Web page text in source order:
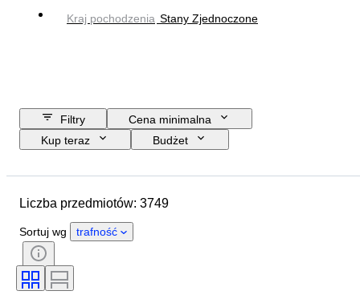
Kraj pochodzenia Stany Zjednoczone
Filtry
Cena minimalna
Kup teraz
Budżet
Kraj pochodzenia
Stan
Certyfikacja
Technika
Wydanie
Liczba przedmiotów: 3749
Sortuj wg trafność